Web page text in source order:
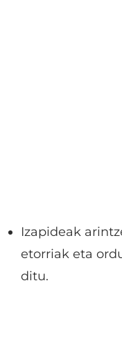
Izapideak
etorriak eta
ditu.